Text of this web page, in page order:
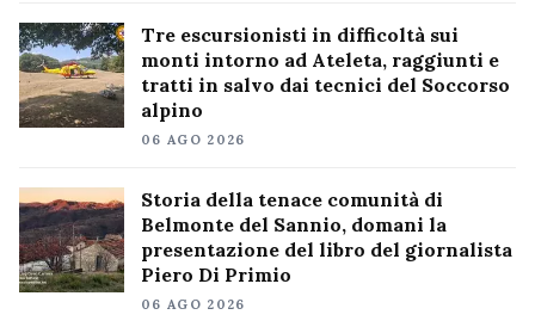
Tre escursionisti in difficoltà sui
monti intorno ad Ateleta, raggiunti e
tratti in salvo dai tecnici del Soccorso
alpino
06 AGO 2026
Storia della tenace comunità di
Belmonte del Sannio, domani la
presentazione del libro del giornalista
Piero Di Primio
06 AGO 2026